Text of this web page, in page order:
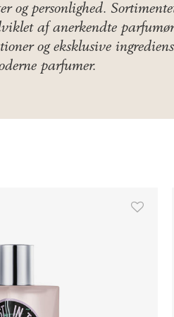
og personlighed.
af anerkendte
og eksklusive
parfumer.